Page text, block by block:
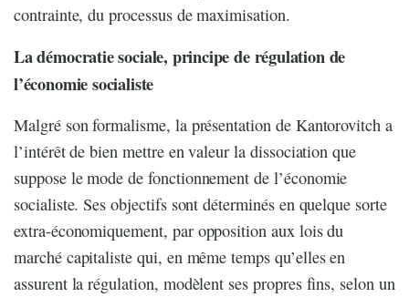
contrainte, du processus de maximisation.
La démocratie sociale, principe de régulation de
l’économie socialiste
Malgré son formalisme, la présentation de Kantorovitch a
l’intérêt de bien mettre en valeur la dissociation que
suppose le mode de fonctionnement de l’économie
socialiste. Ses objectifs sont déterminés en quelque sorte
extra-économiquement, par opposition aux lois du
marché capitaliste qui, en même temps qu’elles en
assurent la régulation, modèlent ses propres fins, selon un